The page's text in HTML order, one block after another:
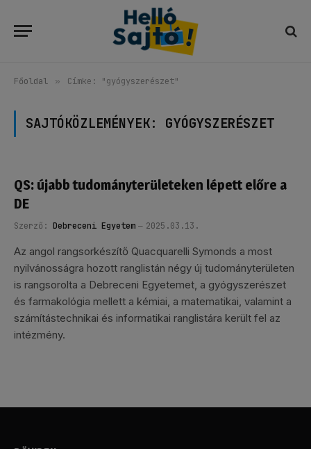
Főoldal » Címke: "gyógyszerészet"
SAJTÓKÖZLEMÉNYEK: GYÓGYSZERÉSZET
QS: újabb tudományterületeken lépett előre a
DE
Szerző: Debreceni Egyetem 2025.03.13.
Az angol rangsorkészítő Quacquarelli Symonds a most
nyilvánosságra hozott ranglistán négy új tudományterületen
is rangsorolta a Debreceni Egyetemet, a gyógyszerészet
és farmakológia mellett a kémiai, a matematikai, valamint a
számítástechnikai és informatikai ranglistára került fel az
intézmény.